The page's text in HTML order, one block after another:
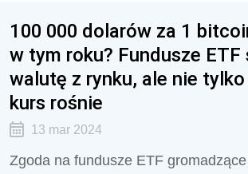
100 000 dolarów za 1
w tym roku? Fundusze ETF
walutę z rynku, ale nie
kurs rośnie
13 mar 2024
Zgoda na fundusze ETF